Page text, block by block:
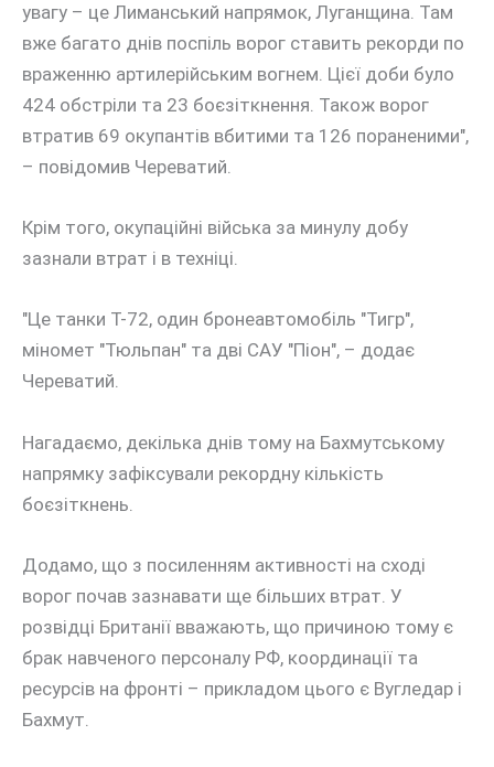
увагу – це Лиманський напрямок, Луганщина. Там
вже багато днів поспіль ворог ставить рекорди по
враженню артилерійським вогнем. Цієї доби було
424 обстріли та 23 боєзіткнення. Також ворог
втратив 69 окупантів вбитими та 126 пораненими",
– повідомив Череватий.
Крім того, окупаційні війська за минулу добу
зазнали втрат і в техніці.
"Це танки Т-72, один бронеавтомобіль "Тигр",
міномет "Тюльпан" та дві САУ "Піон", – додає
Череватий.
Нагадаємо, декілька днів тому на Бахмутському
напрямку зафіксували рекордну кількість
боєзіткнень.
Додамо, що з посиленням активності на сході
ворог почав зазнавати ще більших втрат. У
розвідці Британії вважають, що причиною тому є
брак навченого персоналу РФ, координації та
ресурсів на фронті – прикладом цього є Вугледар і
Бахмут.